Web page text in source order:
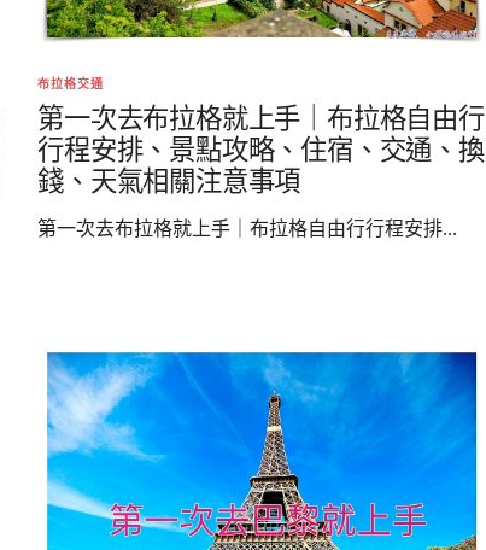
布拉格交通
第一次去布拉格就上手｜布拉格自由行
行程安排、景點攻略、住宿、交通、換
錢、天氣相關注意事項
第一次去布拉格就上手｜布拉格自由行行程安排...